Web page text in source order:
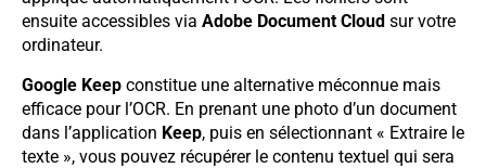
ensuite accessibles via Adobe Document Cloud sur votre
ordinateur.
Google Keep constitue une alternative méconnue mais
efficace pour l’OCR. En prenant une photo d’un document
dans l’application Keep, puis en sélectionnant « Extraire le
texte », vous pouvez récupérer le contenu textuel qui sera